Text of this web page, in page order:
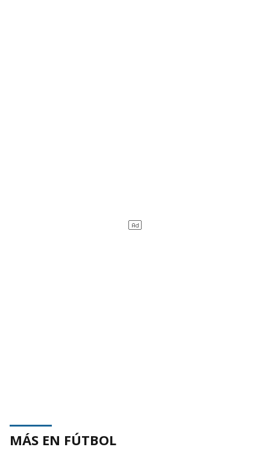
MÁS EN FÚTBOL